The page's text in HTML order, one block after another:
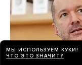
МЫ ИСПОЛЬЗУЕМ КУКИ!
ЧТО ЭТО ЗНАЧИТ?